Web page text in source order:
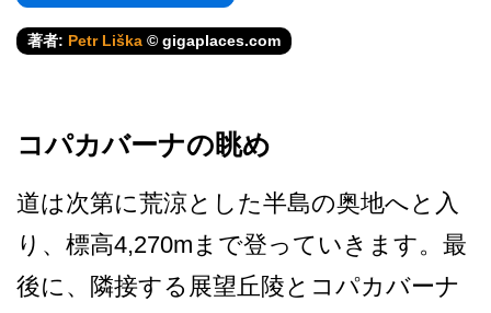
著者: Petr Liška © gigaplaces.com
コパカバーナの眺め
道は次第に荒涼とした半島の­奥地へと入
り、標高4,270mまで登っていきます­。最
後に、隣接する展望丘陵とコパカバーナ